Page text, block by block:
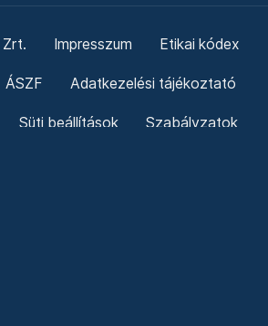
Impresszum Etikai kódex
ÁSZF Adatkezelési tájékoztató
Süti beállítások Szabályzatok